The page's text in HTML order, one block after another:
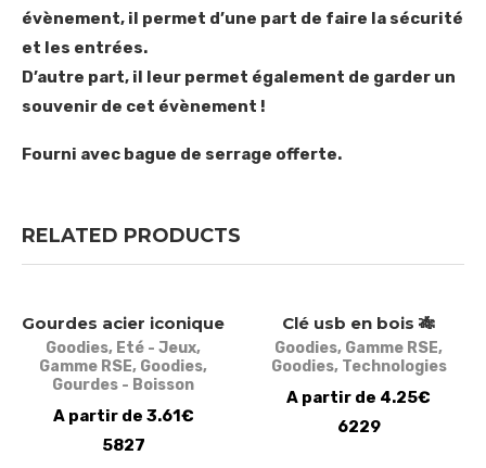
évènement, il permet d’une part de faire la sécurité
et les entrées.
D’autre part, il leur permet également de garder un
souvenir de cet évènement !
Fourni avec bague de serrage offerte.
RELATED PRODUCTS
Gourdes acier iconique
Goodies, Eté - Jeux,
Gamme RSE, Goodies,
Gourdes - Boisson
A partir de 3.61€
5827
Clé usb en bois 🎋
Goodies, Gamme RSE,
Goodies, Technologies
A partir de 4.25€
6229